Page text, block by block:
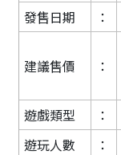
發售日期
：
建議售價 ：
遊戲類型
：
遊玩人數
：